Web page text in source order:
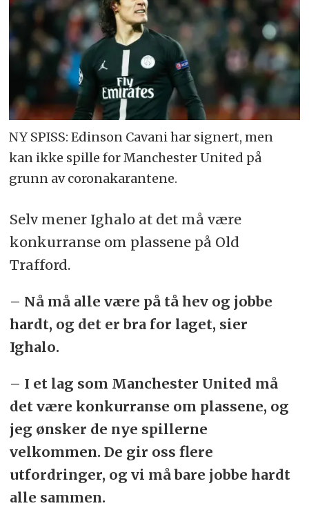
NY SPISS: Edinson Cavani har signert, men
kan ikke spille for Manchester United på
grunn av coronakarantene.
Selv mener Ighalo at det må være
konkurranse om plassene på Old
Trafford.
– Nå må alle være på tå hev og jobbe
hardt, og det er bra for laget, sier
Ighalo.
– I et lag som Manchester United må
det være konkurranse om plassene, og
jeg ønsker de nye spillerne
velkommen. De gir oss flere
utfordringer, og vi må bare jobbe hardt
alle sammen.